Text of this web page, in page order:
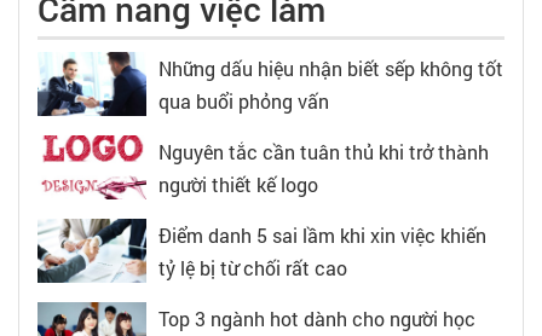
Những dấu hiệu nhận biết sếp không tốt
qua buổi phỏng vấn
Nguyên tắc cần tuân thủ khi trở thành
người thiết kế logo
Điểm danh 5 sai lầm khi xin việc khiến
tỷ lệ bị từ chối rất cao
Top 3 ngành hot dành cho người học